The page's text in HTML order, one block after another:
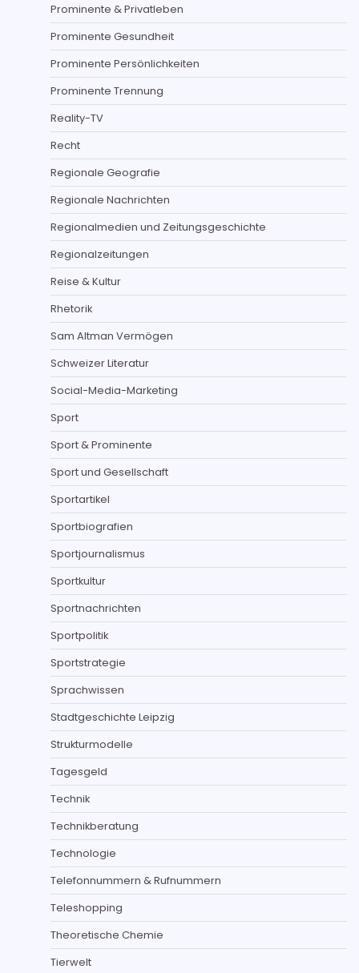
Prominente & Privatleben
Prominente Gesundheit
Prominente Persönlichkeiten
Prominente Trennung
Reality-TV
Recht
Regionale Geografie
Regionale Nachrichten
Regionalmedien und Zeitungsgeschichte
Regionalzeitungen
Reise & Kultur
Rhetorik
Sam Altman Vermögen
Schweizer Literatur
Social-Media-Marketing
Sport
Sport & Prominente
Sport und Gesellschaft
Sportartikel
Sportbiografien
Sportjournalismus
Sportkultur
Sportnachrichten
Sportpolitik
Sportstrategie
Sprachwissen
Stadtgeschichte Leipzig
Strukturmodelle
Tagesgeld
Technik
Technikberatung
Technologie
Telefonnummern & Rufnummern
Teleshopping
Theoretische Chemie
Tierwelt